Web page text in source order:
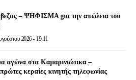
– ΨΗΦΙΣΜΑ gια την απώλεια του
2026 - 19:11
αγώνα στα Καμαρινιώτικα –
κεραίες κινητής τηλεφωνίας